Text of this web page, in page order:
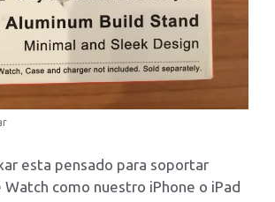
esta pensado para soportar
como nuestro iPhone o iPad